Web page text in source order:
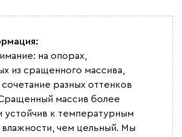
5200
на опорах,
из сращенного массива,
разных оттенков
массив более
устойчив к температурным
чем цельный. Мы